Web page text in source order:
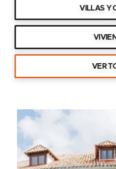
VILLAS Y
VER